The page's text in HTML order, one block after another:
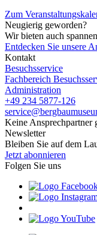
Zum
Neugierig geworden?
Wir bieten auch
Entdecken Sie unsere
Kontakt
Besuchsservice
Fachbereich
Administration
+49 234 5877-126
Keine Ansprechpartner
Newsletter
Bleiben Sie auf dem
Jetzt abonnieren
Folgen Sie uns